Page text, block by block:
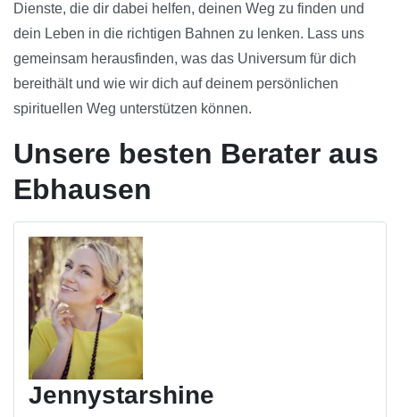
Dienste, die dir dabei helfen, deinen Weg zu finden und
dein Leben in die richtigen Bahnen zu lenken. Lass uns
gemeinsam herausfinden, was das Universum für dich
bereithält und wie wir dich auf deinem persönlichen
spirituellen Weg unterstützen können.
Unsere besten Berater aus
Ebhausen
Jennystarshine